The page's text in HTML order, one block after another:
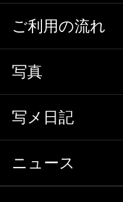
ご利用の流れ
写真
写メ日記
ニュース